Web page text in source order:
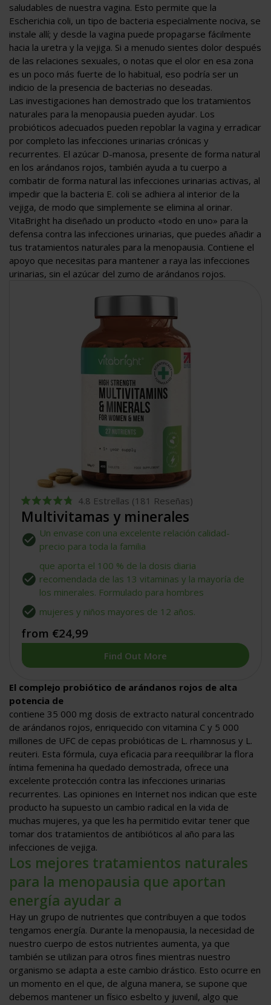
saludables de nuestra vagina. Esto permite que la
Escherichia coli, un tipo de bacteria especialmente nociva, se
instale allí; y desde la vagina puede propagarse fácilmente
hacia la uretra y la vejiga. Si a menudo sientes dolor después
de las relaciones sexuales, o notas que el olor en esa zona
es un poco más fuerte de lo habitual, eso podría ser un
indicio de la presencia de bacterias no deseadas.
Las investigaciones han demostrado que los tratamientos
naturales para la menopausia pueden ayudar. Los
probióticos adecuados pueden repoblar la vagina y erradicar
por completo las infecciones urinarias crónicas y
recurrentes. El azúcar D-manosa, presente de forma natural
en los arándanos rojos, también ayuda a tu cuerpo a
combatir de forma natural las infecciones urinarias activas, al
impedir que la bacteria E. coli se adhiera al interior de la
vejiga, de modo que simplemente se elimina al orinar.
VitaBright ha diseñado un producto «todo en uno» para la
defensa contra las infecciones urinarias, que puedes añadir a
tus tratamientos naturales para la menopausia. Contiene el
apoyo que necesitas para mantener a raya las infecciones
urinarias, sin el azúcar del zumo de arándanos rojos.
Calificado
4.8
5
estrellas
4.8 Estrellas (181 Reseñas)
Multivitamas y minerales
Un envase con una excelente relación calidad-
precio para toda la familia
que aporta el 100 % de la dosis diaria
recomendada de las 13 vitaminas y la mayoría de
los minerales. Formulado para hombres
mujeres y niños mayores de 12 años.
from €24,99
Find Out More
El complejo probiótico de arándanos rojos de alta
potencia de
contiene 35 000 mg dosis de extracto natural concentrado
de arándanos rojos, enriquecido con vitamina C y 5 000
millones de UFC de cepas probióticas de L. rhamnosus y L.
reuteri. Esta fórmula, cuya eficacia para reequilibrar la flora
íntima femenina ha quedado demostrada, ofrece una
excelente protección contra las infecciones urinarias
recurrentes. Las opiniones en Internet nos indican que este
producto ha supuesto un cambio radical en la vida de
muchas mujeres, ya que les ha permitido evitar tener que
tomar dos tratamientos de antibióticos al año para las
infecciones de vejiga.
Los mejores tratamientos naturales
para la menopausia que aportan
energía ayudar a
Hay un grupo de nutrientes que contribuyen a que todos
tengamos energía. Durante la menopausia, la necesidad de
nuestro cuerpo de estos nutrientes aumenta, ya que
también se utilizan para otros fines mientras nuestro
organismo se adapta a este cambio drástico. Esto ocurre en
un momento en el que, de alguna manera, se supone que
debemos mantener un físico esbelto y juvenil, algo que